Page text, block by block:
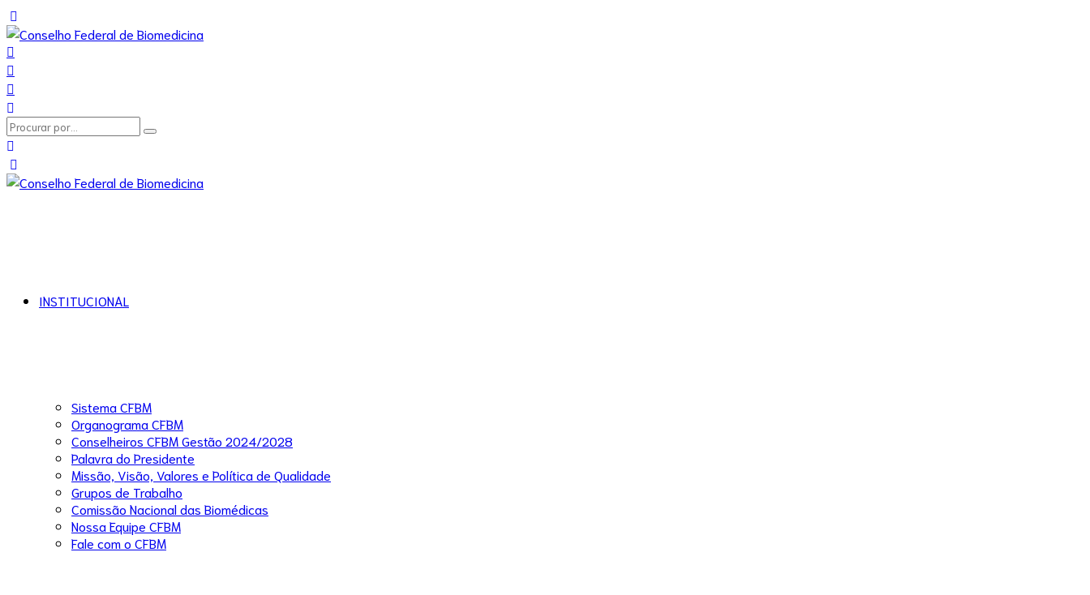
INSTITUCIONAL
Sistema CFBM
Organograma CFBM
Conselheiros CFBM Gestão 2024/2028
Palavra do Presidente
Missão, Visão, Valores e Política de Qualidade
Grupos de Trabalho
Comissão Nacional das Biomédicas
Nossa Equipe CFBM
Fale com o CFBM